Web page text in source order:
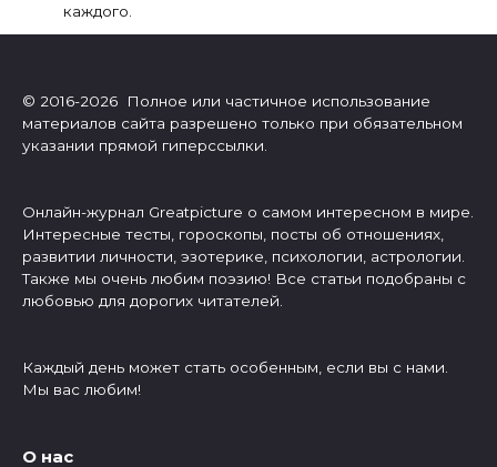
каждого.
© 2016-2026 Полное или частичное использование
материалов сайта разрешено только при обязательном
указании прямой гиперссылки.
Онлайн-журнал Greatpicture о самом интересном в мире.
Интересные тесты, гороскопы, посты об отношениях,
развитии личности, эзотерике, психологии, астрологии.
Также мы очень любим поэзию! Все статьи подобраны с
любовью для дорогих читателей.
Каждый день может стать особенным, если вы с нами.
Мы вас любим!
О нас